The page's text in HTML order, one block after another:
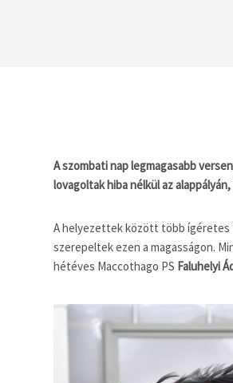
A szombati nap legmagasabb
lovagoltak hiba nélkül az
A helyezettek között több ígéretes
szerepeltek ezen a magasságon.
hétéves Maccothago PS Faluhelyi